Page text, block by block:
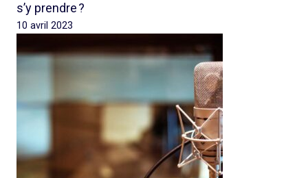
s’y prendre ?
10 avril 2023